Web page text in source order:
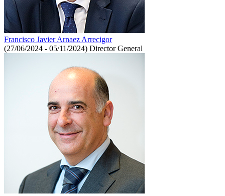
Francisco Javier Arnaez Arrecigor
(27/06/2024 - 05/11/2024) Director General